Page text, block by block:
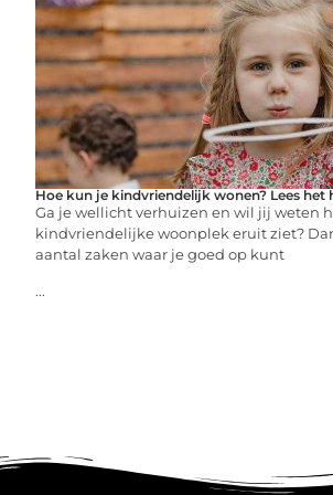
Hoe kun je kindvriendelijk wonen? Lees het
Ga je wellicht verhuizen en wil jij weten
kindvriendelijke woonplek eruit ziet?
aantal zaken waar je goed op kunt
...